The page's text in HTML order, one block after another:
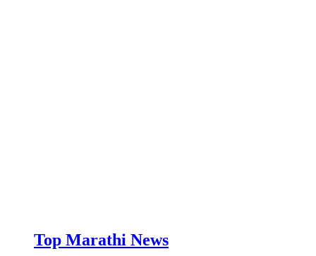
Top Marathi News